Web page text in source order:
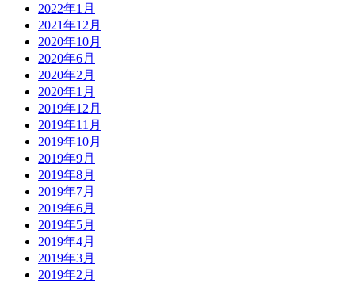
2022年1月
2021年12月
2020年10月
2020年6月
2020年2月
2020年1月
2019年12月
2019年11月
2019年10月
2019年9月
2019年8月
2019年7月
2019年6月
2019年5月
2019年4月
2019年3月
2019年2月